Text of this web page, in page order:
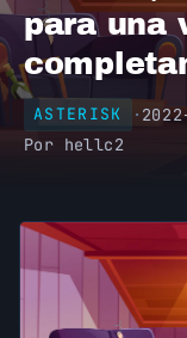
para una
ASTERISK ·
Por hellc2